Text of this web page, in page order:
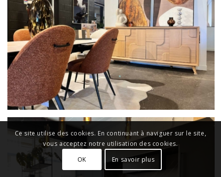
Ce site utilise des cookies. En continuant à naviguer sur le site,
vous acceptez notre utilisation des cookies.
OK
En savoir plus